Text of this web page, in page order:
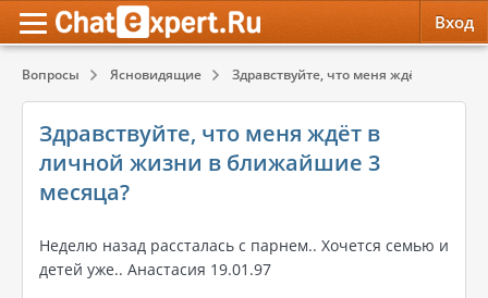
Вход
Вопросы Ясновидящие Здравствуйте, что меня ждёт в
Здравствуйте, что меня ждёт в
личной жизни в ближайшие 3
месяца?
Неделю назад рассталась с парнем.. Хочется семью и
детей уже.. Анастасия 19.01.97
Психология
Эзотерика
Красота, Здоровье
Психология
Эзотерика
Красота, Здоровье
Обратная связь
Служба поддержки
Правила сервиса